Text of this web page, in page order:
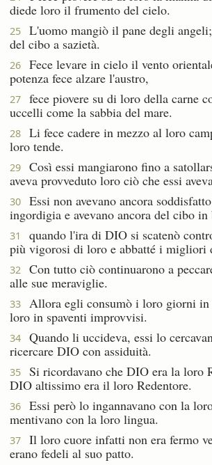
diede loro il frumento del cielo.
25
L'uomo mangiò il pane degli
del cibo a sazietà.
26
Fece levare in cielo il vento
potenza fece alzare l'austro,
27
fece piovere su di loro della carne
uccelli come la sabbia del mare.
28
Li fece cadere in mezzo al loro
loro tende.
29
Così essi mangiarono fino a
aveva provveduto loro ciò che essi
30
Essi non avevano ancora
ingordigia e avevano ancora del cibo in
31
quando l'ira di DIO si scatenò
più vigorosi di loro e abbatté i migliori
32
Con tutto ciò continuarono a
alle sue meraviglie.
33
Allora egli consumò i loro giorni
loro in spaventi improvvisi.
34
Quando li uccideva, essi lo
ricercare DIO con assiduità.
35
Si ricordavano che DIO era la loro
DIO altissimo era il loro Redentore.
36
Essi però lo ingannavano con la
mentivano con la loro lingua.
37
Il loro cuore infatti non era fermo
erano fedeli al suo patto.